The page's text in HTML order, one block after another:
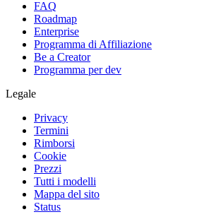
FAQ
Roadmap
Enterprise
Programma di Affiliazione
Be a Creator
Programma per dev
Legale
Privacy
Termini
Rimborsi
Cookie
Prezzi
Tutti i modelli
Mappa del sito
Status